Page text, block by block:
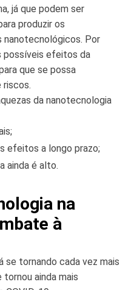
já que podem ser
produzir os
Por
possíveis efeitos da
que se possa
riscos.
da nanotecnologia
efeitos a longo prazo;
ainda é alto.
na
à
se tornando cada vez mais
ainda mais